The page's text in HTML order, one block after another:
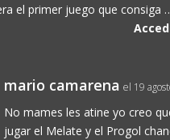
el primer juego que
mario camarena el 19
No mames les atine yo creo
jugar el Melate y el Progol